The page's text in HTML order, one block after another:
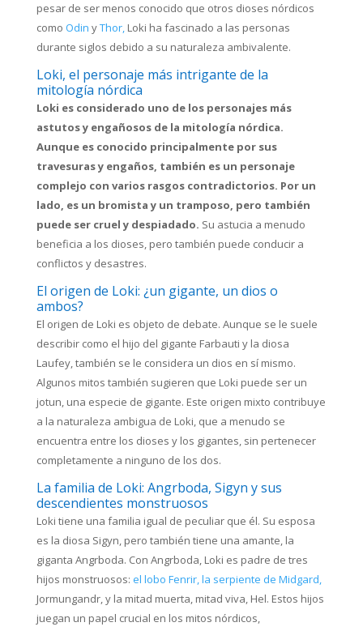
pesar de ser menos conocido que otros dioses nórdicos
como Odin yThor,Loki ha fascinado a las personas
durante siglos debido a su naturaleza ambivalente.
Loki, el personaje más intrigante de la
mitología nórdica
Loki es considerado uno de los personajes más
astutos y engañosos de la mitología nórdica.
Aunque es conocido principalmente por sus
travesuras y engaños, también es un personaje
complejo con varios rasgos contradictorios. Por un
lado, es un bromista y un tramposo, pero también
puede ser cruel y despiadado. Su astucia a menudo
beneficia a los dioses, pero también puede conducir a
conflictos y desastres.
El origen de Loki: ¿un gigante, un dios o
ambos?
El origen de Loki es objeto de debate. Aunque se le suele
describir como el hijo del gigante Farbauti y la diosa
Laufey, también se le considera un dios en sí mismo.
Algunos mitos también sugieren que Loki puede ser un
jotun, una especie de gigante. Este origen mixto contribuye
a la naturaleza ambigua de Loki, que a menudo se
encuentra entre los dioses y los gigantes, sin pertenecer
completamente a ninguno de los dos.
La familia de Loki: Angrboda, Sigyn y sus
descendientes monstruosos
Loki tiene una familia igual de peculiar que él. Su esposa
es la diosa Sigyn, pero también tiene una amante, la
giganta Angrboda. Con Angrboda, Loki es padre de tres
hijos monstruosos: el lobo Fenrir,la serpiente de Midgard,
Jormungandr, y la mitad muerta, mitad viva, Hel. Estos hijos
juegan un papel crucial en los mitos nórdicos,